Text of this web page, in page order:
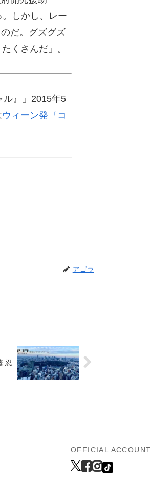
しかし、レー
だ。グズグズ
くさんだ」。
ル』」2015年5
ウィーン発『コ
アゴラ
忍
OFFICIAL ACCOUNT